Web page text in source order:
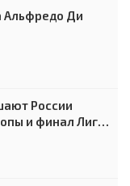
Альфредо Ди
России
и финал Лиги